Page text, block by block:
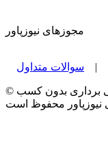
مجوزهای نیوزپاور
| سوالات متداول
© طراحی و توسعه : نیوزپاور. هرگونه کپی برداری بدون کسب